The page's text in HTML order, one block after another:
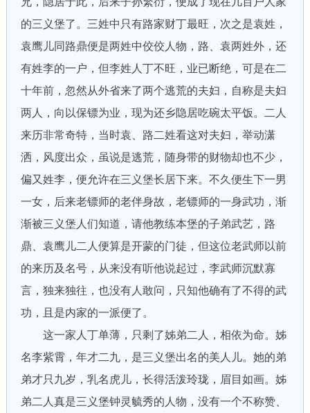
的三义堡了。三姓中只有路家财丁最旺，次之是袁姓，
袁鹰儿同路鼎便是两姓中佼佼人物，路、袁两姓外，还
有姓李的一户，但李姓人丁不旺，业已断绝，可是在二
十年前，忽然从外省来了两个逃荒的夫妇，自称是夫妇
两人，向以保镖为业，现为还乡隐居吃碗太平饭。二人
来历非常奇特，当时袁、路二姓看这对夫妇，举动潇
洒，风度出众，虽说是逃荒，随身带的财物却也不少，
偏又姓李，便允许在三义堡长居下来。不久便生下一男
一女，后来老镖师的老伴身故，老镖师的一身武功，渐
渐被三义堡人们知道，请他教练本堡的子弟武艺，路
鼎、袁鹰儿二人便算是开蒙的门徒，但这位老武师以前
的来历及名号，从来没有听他说起过，李武师沉默寡
言，独来独往，也没有人敢问，只知他确有了不得的武
功，且是内家的一派便了。
这一家人丁单薄，只剩了姊弟二人，相依为命。姊
名李紫霄，年才二九，是三义堡出名的美人儿。她的弟
弟才只九岁，乳名虎儿，长得活泼玲珑，眉目如画。姊
弟二人真是三义堡钟灵毓秀的人物，没有一个不称赞、